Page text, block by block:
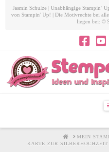
Jasmin Schulze | Unabhängige Stampin’
von Stampin' Up! | Die Motivrechte bei
liegen bei: ©
HOMEMEIN
KARTE ZUR